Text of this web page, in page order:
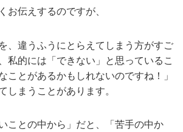
お伝えするのですが、
、違うふうにとらえてしまう方がすご
私的には「できない」と思っているこ
ことがあるかもしれないのですね！」
しまうことがあります。
ことの中から」だと、「苦手の中か